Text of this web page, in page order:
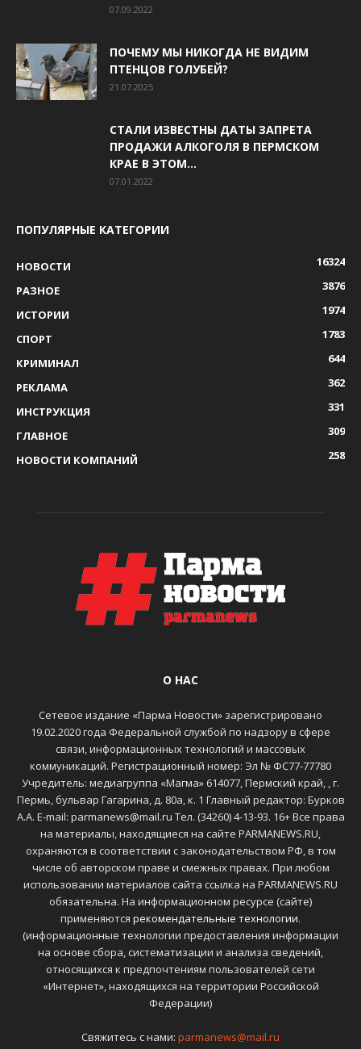
07.09.2022
ПОЧЕМУ МЫ НИКОГДА НЕ ВИДИМ
ПТЕНЦОВ ГОЛУБЕЙ?
21.07.2025
СТАЛИ ИЗВЕСТНЫ ДАТЫ ЗАПРЕТА
ПРОДАЖИ АЛКОГОЛЯ В ПЕРМСКОМ
КРАЕ В ЭТОМ...
07.01.2022
ПОПУЛЯРНЫЕ КАТЕГОРИИ
НОВОСТИ
16324
РАЗНОЕ
3876
ИСТОРИИ
1974
СПОРТ
1783
КРИМИНАЛ
644
РЕКЛАМА
362
ИНСТРУКЦИЯ
331
ГЛАВНОЕ
309
НОВОСТИ КОМПАНИЙ
258
О НАС
Сетевое издание «Парма Новости» зарегистрировано
19.02.2020 года Федеральной службой по надзору в сфере
связи, информационных технологий и массовых
коммуникаций. Регистрационный номер: Эл № ФС77-77780
Учредитель: медиагруппа «Магма» 614077, Пермский край, , г.
Пермь, бульвар Гагарина, д. 80а, к. 1 Главный редактор: Бурков
А.А. E-mail: parmanews@mail.ru Тел. (34260) 4-13-93. 16+ Все права
на материалы, находящиеся на сайте PARMANEWS.RU,
охраняются в соответствии с законодательством РФ, в том
числе об авторском праве и смежных правах. При любом
использовании материалов сайта ссылка на PARMANEWS.RU
обязательна. На информационном ресурсе (сайте)
применяются рекомендательные технологии.
(информационные технологии предоставления информации
на основе сбора, систематизации и анализа сведений,
относящихся к предпочтениям пользователей сети
«Интернет», находящихся на территории Российской
Федерации)
Свяжитесь с нами: parmanews@mail.ru